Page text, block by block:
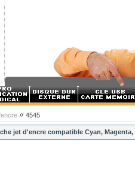
4545
jet d'encre compatible Cyan, Magenta,